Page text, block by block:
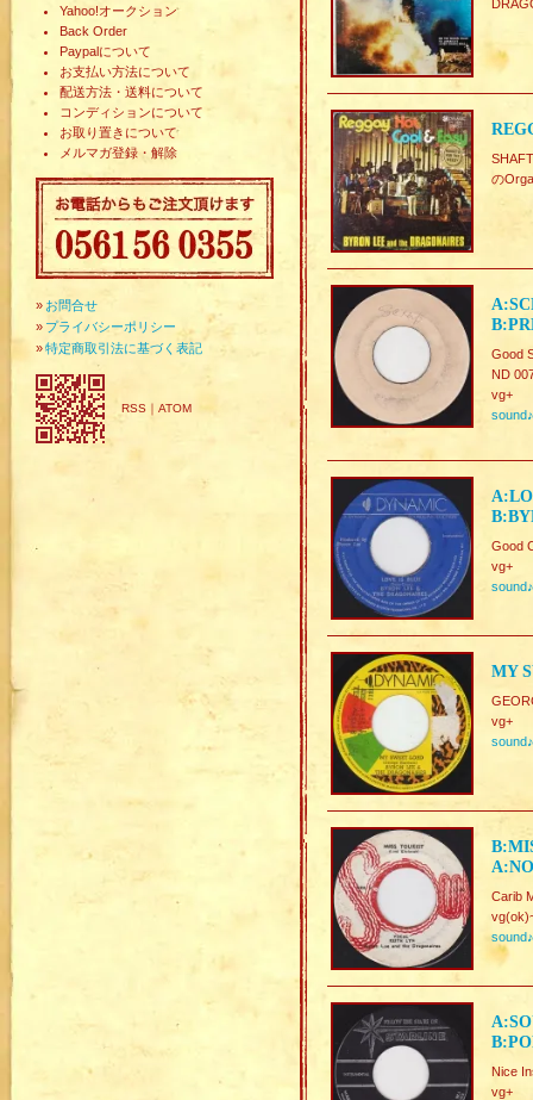
Yahoo!オークション
Back Order
Paypalについて
お支払い方法について
配送方法・送料について
コンディションについて
お取り置きについて
メルマガ登録・解除
» お問合せ
» プライバシーポリシー
»特定商取引法に基づく表記
RSS ｜ ATOM
の
Good
ND
vg+
sound♪
Good
vg+
sound♪
MY
vg+
sound♪
Carib
sound♪
Nice
vg+